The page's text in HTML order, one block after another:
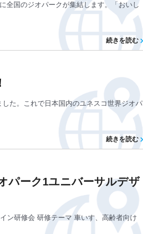
全国のジオパークが集結します。「おいし
続きを読む
た。これで日本国内のユネスコ世界ジオパ
続きを読む
パーク1ユニバーサルデザ
ン研修会 研修テーマ 車いす、高齢者向け